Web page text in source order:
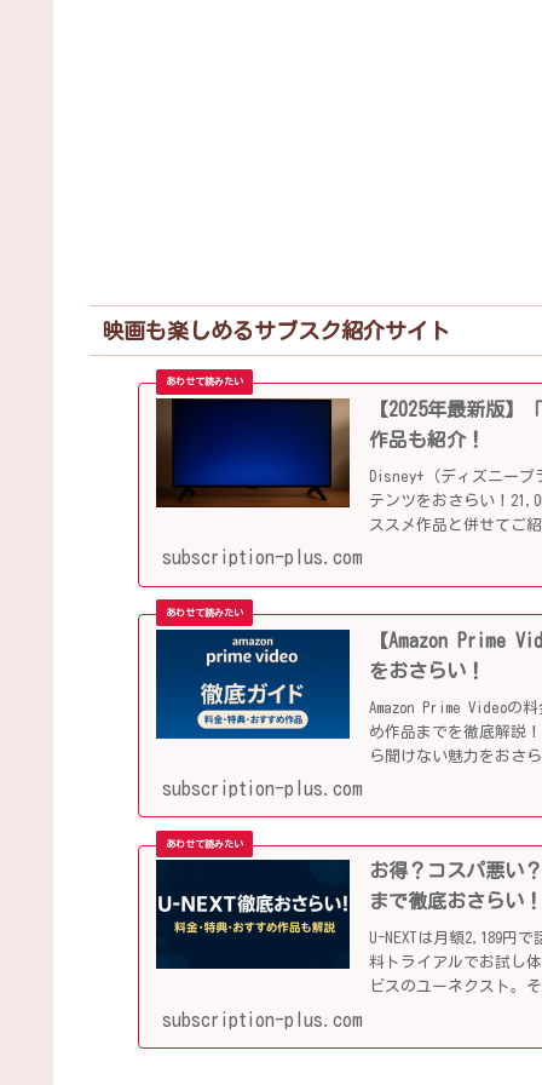
映画も楽しめるサブスク紹介サイト
【2025年最新版】
作品も紹介！
Disney+（ディズニー
テンツをおさらい！
ススメ作品と併せてご
subscription-plus.com
【Amazon Prime
をおさらい！
Amazon Prime Videoの
め作品までを徹底解説
ら聞けない魅力をおさら
subscription-plus.com
お得？コスパ悪い
まで徹底おさらい！
U-NEXTは月額2,189円
料トライアルでお試し
ビスのユーネクスト。
subscription-plus.com